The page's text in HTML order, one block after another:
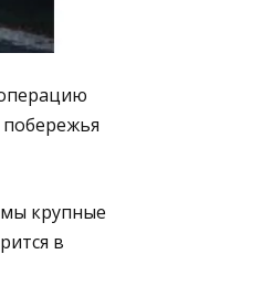
крупные
в